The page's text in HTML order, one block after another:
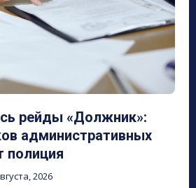
рейды «Должник»:
административных
полиция
2026